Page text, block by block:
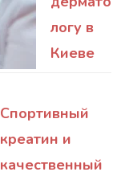
логу в
Киеве
Спортивный
креатин и
качественный